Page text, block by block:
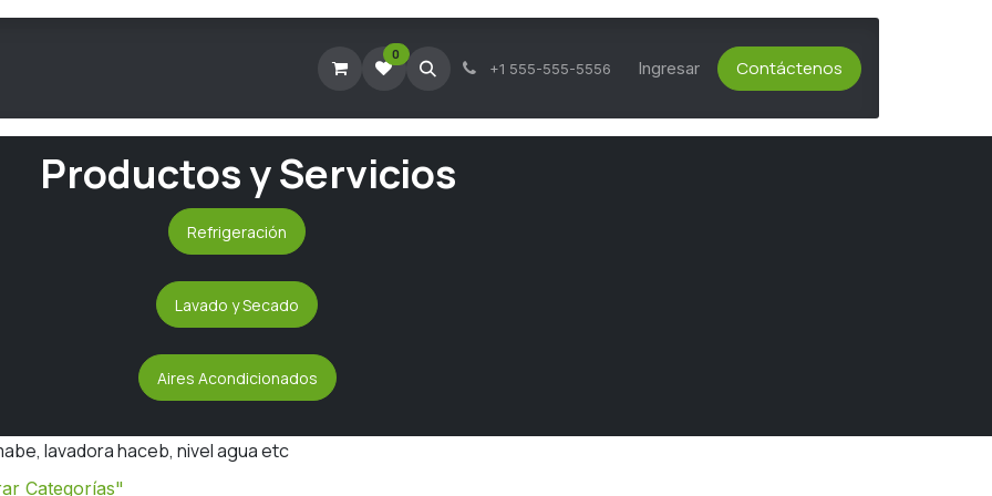
Agendar Visita Técnica Consultar Tickets Activos Asesoría Técnica Servicio al Cliente
0
+1 555-555-5556 Ingresar Contáctenos
Productos y Servicios
Refrigeración
Lavado y Secado
Aires Acondicionados
lavadora haceb, nivel agua etc
Categorías"